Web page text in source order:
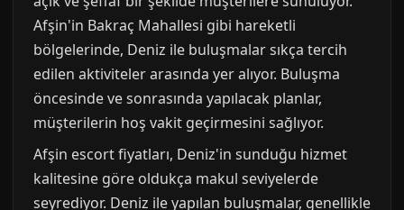
Afşin'in Bakraç Mahallesi gibi hareketli
bölgelerinde, Deniz ile buluşmalar sıkça tercih
edilen aktiviteler arasında yer alıyor. Buluşma
öncesinde ve sonrasında yapılacak planlar,
müşterilerin hoş vakit geçirmesini sağlıyor.
Afşin escort fiyatları, Deniz'in sunduğu hizmet
kalitesine göre oldukça makul seviyelerde
seyrediyor. Deniz ile yapılan buluşmalar, genellikle